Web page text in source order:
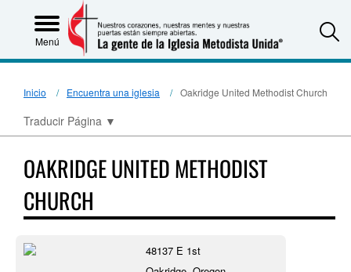
Menú
Inicio Encuentra una iglesia Oakridge United Methodist Church
Traducir Página ▼
OAKRIDGE UNITED METHODIST
CHURCH
48137 E 1st